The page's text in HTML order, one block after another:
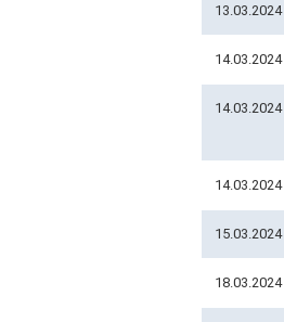
13.03.2024
14.03.2024
14.03.2024
14.03.2024
15.03.2024
18.03.2024